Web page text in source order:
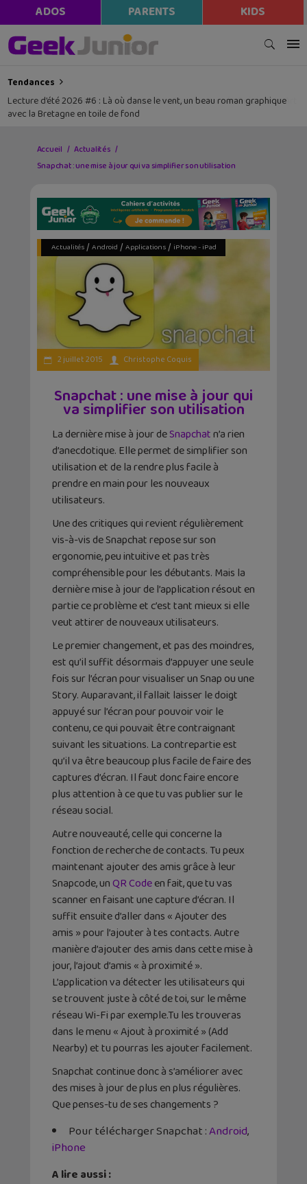
ADOS PARENTS KIDS
Tendances
Lecture d’été 2026 #6 : Là où danse le vent, un beau roman graphique
avec la Bretagne en toile de fond
Accueil
Actualités
Snapchat : une mise à jour qui va simplifier son utilisation
Actualités/ Android / Applications/ iPhone - iPad
2 juillet 2015 Christophe Coquis
Snapchat : une mise à jour qui
va simplifier son utilisation
La dernière mise à jour deSnapchatn’a rien
d’anecdotique. Elle permet de simplifier son
utilisation et de la rendre plus facile à
prendre en main pour les nouveaux
utilisateurs.
Une des critiques qui revient régulièrement
vis-à-vis de Snapchat repose sur son
ergonomie, peu intuitive et pas très
compréhensible pour les débutants. Mais la
dernière mise à jour de l’application résout en
partie ce problème et c’est tant mieux si elle
veut attirer de nouveaux utilisateurs.
Le premier changement, et pas des moindres,
est qu’il suffit désormais d’appuyer une seule
fois sur l’écran pour visualiser un Snap ou une
Story. Auparavant, il fallait laisser le doigt
appuyé sur l’écran pour pouvoir voir le
contenu, ce qui pouvait être contraignant
suivant les situations. La contrepartie est
qu’il va être beaucoup plus facile de faire des
captures d’écran. Il faut donc faire encore
plus attention à ce que tu vas publier sur le
réseau social.
Autre nouveauté, celle qui concerne la
fonction de recherche de contacts. Tu peux
maintenant ajouter des amis grâce à leur
Snapcode, unQR Codeen fait, que tu vas
scanner en faisant une capture d’écran. Il
suffit ensuite d’aller dans « Ajouter des
amis » pour l’ajouter à tes contacts. Autre
manière d’ajouter des amis dans cette mise à
jour, l’ajout d’amis « à proximité ».
L’application va détecter les utilisateurs qui
se trouvent juste à côté de toi, sur le même
réseau Wi-Fi par exemple.Tu les trouveras
dans le menu « Ajout à proximité » (Add
Nearby) et tu pourras les ajouter facilement.
Snapchat continue donc à s’améliorer avec
des mises à jour de plus en plus régulières.
Que penses-tu de ses changements ?
Pour télécharger Snapchat :Android,
iPhone
A lire aussi :
modal-check